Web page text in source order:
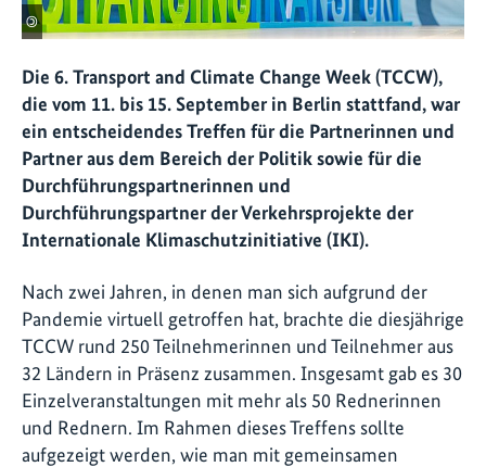
©
Die 6. Transport and Climate Change Week (TCCW),
die vom 11. bis 15. September in Berlin stattfand, war
ein entscheidendes Treffen für die Partnerinnen und
Partner aus dem Bereich der Politik sowie für die
Durchführungspartnerinnen und
Durchführungspartner der Verkehrsprojekte der
Internationale Klimaschutzinitiative (IKI).
Nach zwei Jahren, in denen man sich aufgrund der
Pandemie virtuell getroffen hat, brachte die diesjährige
TCCW rund 250 Teilnehmerinnen und Teilnehmer aus
32 Ländern in Präsenz zusammen. Insgesamt gab es 30
Einzelveranstaltungen mit mehr als 50 Rednerinnen
und Rednern. Im Rahmen dieses Treffens sollte
aufgezeigt werden, wie man mit gemeinsamen